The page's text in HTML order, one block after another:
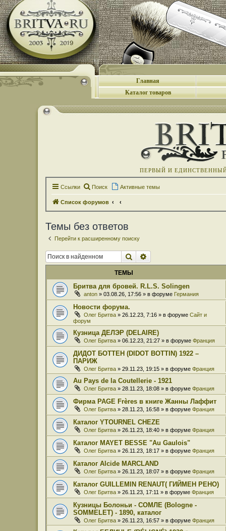
Главная
Каталог товаров
ПЕРВЫЙ И
Ссылки Поиск Активные темы
Список форумов
Темы без ответов
Перейти к расширенному поиску
Поиск
ТЕМЫ
Бритва для бровей. R.L.S. Solingen
anton » 03.08.26, 17:56 » в форуме Германия
Новости форума.
Олег Бритва » 26.12.23, 7:16 » в форуме Сайт и
форум
Кузница ДЕЛЭР (DELAIRE)
Олег Бритва » 06.12.23, 21:27 » в форуме Франция
ДИДОТ БОТТЕН (DIDOT BOTTIN) 1922 –
ПАРИЖ
Олег Бритва » 29.11.23, 19:15 » в форуме Франция
Au Pays de la Coutellerie - 1921
Олег Бритва » 28.11.23, 18:08 » в форуме Франция
Фирма PAGE Frères в книге Жанны Лаффит
Олег Бритва » 28.11.23, 16:58 » в форуме Франция
Каталог YTOURNEL CHEZE
Олег Бритва » 26.11.23, 18:40 » в форуме Франция
Каталог MAYET BESSE "Au Gaulois"
Олег Бритва » 26.11.23, 18:17 » в форуме Франция
Каталог Alcide MARCLAND
Олег Бритва » 26.11.23, 18:07 » в форуме Франция
Каталог GUILLEMIN RENAUT( ГИЙМЕН РЕНО)
Олег Бритва » 26.11.23, 17:11 » в форуме Франция
Кузницы Болоньи - СОМЛЕ (Bologne -
SOMMELET) - 1890, каталог
Олег Бритва » 26.11.23, 16:57 » в форуме Франция